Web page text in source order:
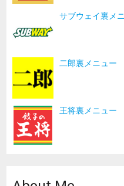
サブウェイ裏メ
二郎裏メニュー
王将裏メニュー